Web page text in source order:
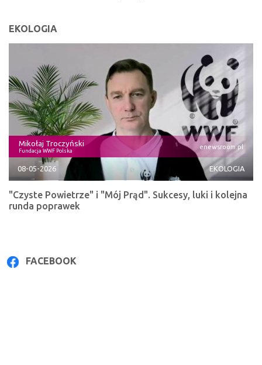
EKOLOGIA
Mikołaj Troczyński
Fundacja WWF Polska
enewsroom.pl
08-05-2026 EKOLOGIA
"Czyste Powietrze" i "Mój Prąd". Sukcesy, luki i kolejna
runda poprawek
FACEBOOK